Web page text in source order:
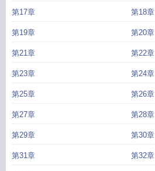
第17章 第18章
第19章 第20章
第21章 第22章
第23章 第24章
第25章 第26章
第27章 第28章
第29章 第30章
第31章 第32章